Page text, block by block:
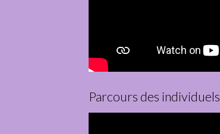
Parcours des individuels